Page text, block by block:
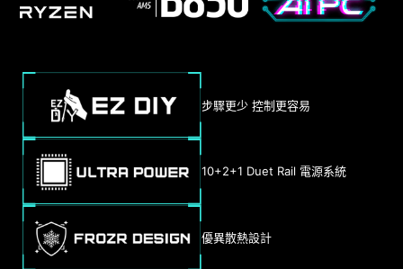
步驟更少 控制更容易
10+2+1 Duet Rail 電源系統
優異散熱設計